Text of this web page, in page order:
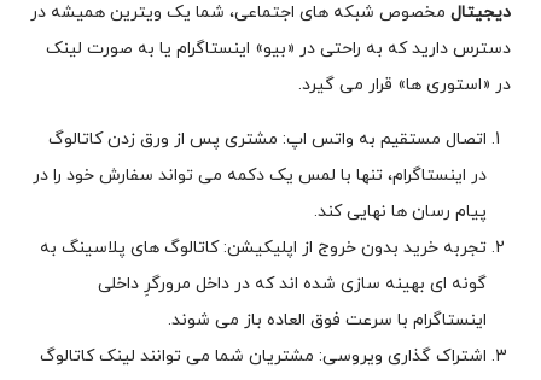
دیجیتال مخصوص شبکه های اجتماعی، شما یک ویترین همیشه در
دسترس دارید که به راحتی در «بیو» اینستاگرام یا به صورت لینک
در «استوری ها» قرار می گیرد.
اتصال مستقیم به واتس اپ: مشتری پس از ورق زدن کاتالوگ
در اینستاگرام، تنها با لمس یک دکمه می تواند سفارش خود را در
پیام رسان ها نهایی کند.
تجربه خرید بدون خروج از اپلیکیشن: کاتالوگ های پلاسینگ به
گونه ای بهینه سازی شده اند که در داخل مرورگرِ داخلی
اینستاگرام با سرعت فوق العاده باز می شوند.
اشتراک گذاری ویروسی: مشتریان شما می توانند لینک کاتالوگ